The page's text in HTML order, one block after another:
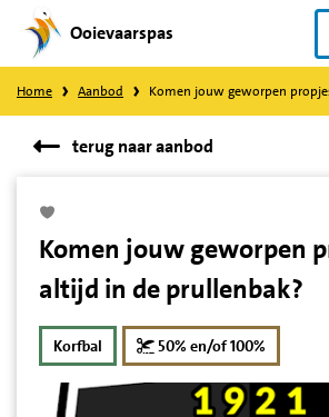
Direct
naar
content
Ooievaarspas
Home Aanbod Komen jouw geworpen
terug naar aanbod
Komen jouw geworpen
altijd in de prullenbak?
Korfbal 50% en/of 100%